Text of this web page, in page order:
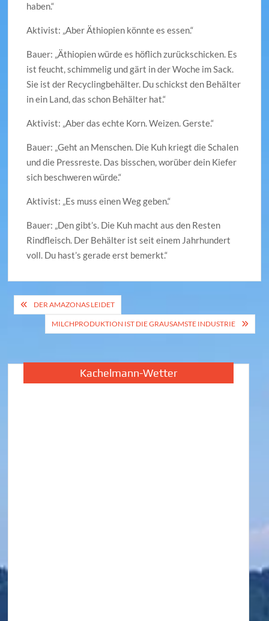
haben.“
Aktivist: „Aber Äthiopien könnte es essen.“
Bauer: „Äthiopien würde es höflich zurückschicken. Es
ist feucht, schimmelig und gärt in der Woche im Sack.
Sie ist der Recyclingbehälter. Du schickst den Behälter
in ein Land, das schon Behälter hat.“
Aktivist: „Aber das echte Korn. Weizen. Gerste.“
Bauer: „Geht an Menschen. Die Kuh kriegt die Schalen
und die Pressreste. Das bisschen, worüber dein Kiefer
sich beschweren würde.“
Aktivist: „Es muss einen Weg geben.“
Bauer: „Den gibt’s. Die Kuh macht aus den Resten
Rindfleisch. Der Behälter ist seit einem Jahrhundert
voll. Du hast’s gerade erst bemerkt.“
Beitragsnavigation
DER AMAZONAS LEIDET
MILCHPRODUKTION IST DIE GRAUSAMSTE INDUSTRIE
Kachelmann-Wetter